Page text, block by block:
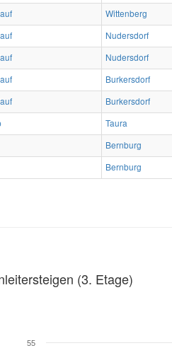
Wittenberg
Nudersdorf
Nudersdorf
Burkersdorf
Burkersdorf
Taura
Bernburg
Bernburg
(3. Etage)
55